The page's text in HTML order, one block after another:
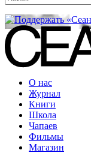
О нас
Журнал
Книги
Школа
Чапаев
Фильмы
Магазин